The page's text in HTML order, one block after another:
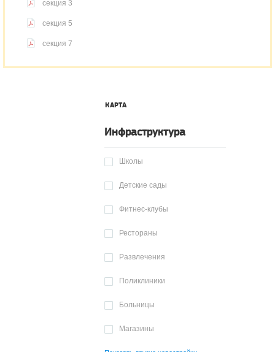
секция 3
секция 5
секция 7
КАРТА
Инфраструктура
Школы
Детские сады
Фитнес-клубы
Рестораны
Развлечения
Поликлиники
Больницы
Магазины